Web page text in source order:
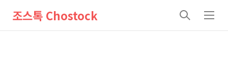
조스톡 Chostock
검
메